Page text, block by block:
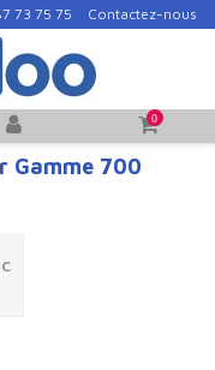
73 75 75 Contactez-nous
0
Gamme 700